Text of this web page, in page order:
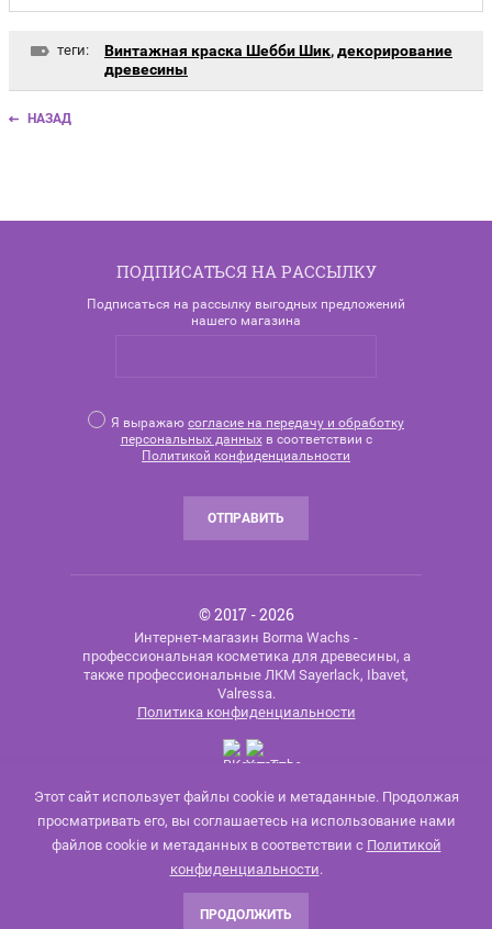
теги: Винтажная краска Шебби Шик,декорирование
древесины
НАЗАД
ПОДПИСАТЬСЯ НА РАССЫЛКУ
Подписаться на рассылку выгодных предложений
нашего магазина
Я выражаю согласие на передачу и обработку
персональных данныхв соответствии с
Политикой конфиденциальности
ОТПРАВИТЬ
© 2017 - 2026
Интернет-магазин Borma Wachs -
профессиональная косметика для древесины, а
также профессиональные ЛКМ Sayerlack, Ibavet,
Valressa.
Политика конфиденциальности
Мегагрупп.ру
Этот сайт использует файлы cookie и метаданные. Продолжая
просматривать его, вы соглашаетесь на использование нами
файлов cookie и метаданных в соответствии с Политикой
конфиденциальности.
ПРОДОЛЖИТЬ